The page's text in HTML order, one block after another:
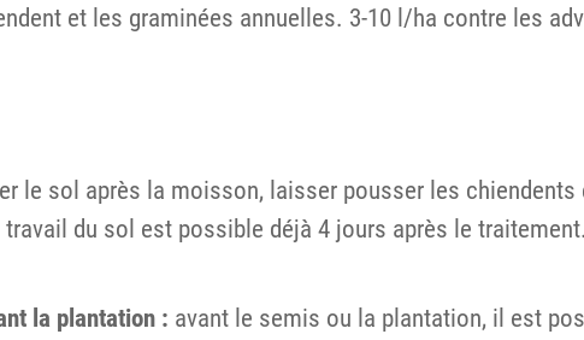
et les graminées annuelles. 3-10 l/ha contre les
le sol après la moisson, laisser pousser les
du sol est possible déjà 4 jours après le
la plantation : avant le semis ou la plantation, il est